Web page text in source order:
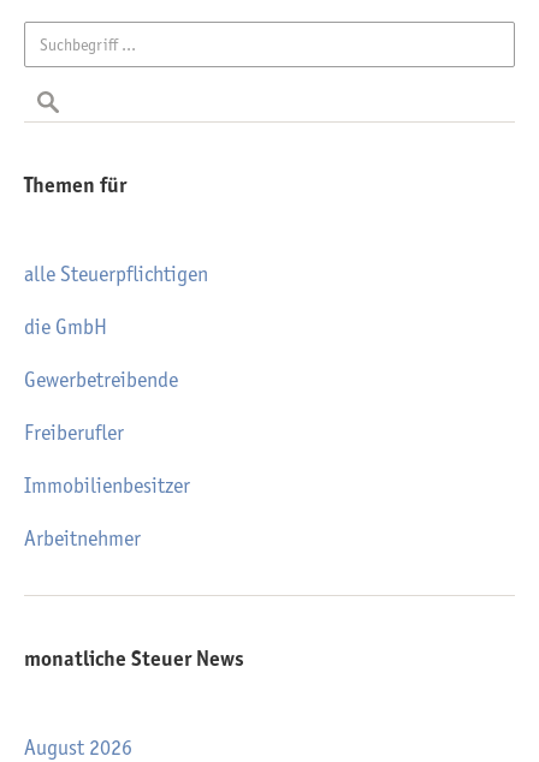
Themen für
alle Steuerpflichtigen
die GmbH
Gewerbetreibende
Freiberufler
Immobilienbesitzer
Arbeitnehmer
monatliche Steuer News
August 2026